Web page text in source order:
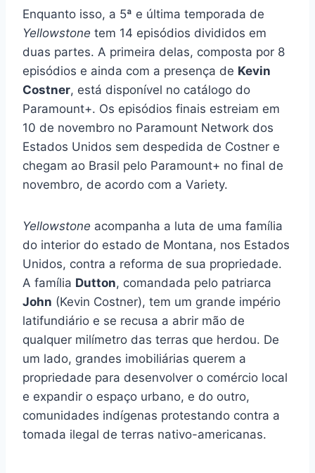
Enquanto isso, a 5ª e última temporada de
Yellowstone tem 14 episódios divididos em
duas partes. A primeira delas, composta por 8
episódios e ainda com a presença de Kevin
Costner, está disponível no catálogo do
Paramount+. Os episódios finais estreiam em
10 de novembro no Paramount Network dos
Estados Unidos sem despedida de Costner e
chegam ao Brasil pelo Paramount+ no final de
novembro, de acordo com a Variety.
Yellowstone acompanha a luta de uma família
do interior do estado de Montana, nos Estados
Unidos, contra a reforma de sua propriedade.
A família Dutton, comandada pelo patriarca
John (Kevin Costner), tem um grande império
latifundiário e se recusa a abrir mão de
qualquer milímetro das terras que herdou. De
um lado, grandes imobiliárias querem a
propriedade para desenvolver o comércio local
e expandir o espaço urbano, e do outro,
comunidades indígenas protestando contra a
tomada ilegal de terras nativo-americanas.